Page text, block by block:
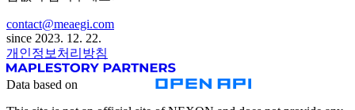
contact@meaegi.com
since 2023. 12. 22.
개인정보처리방침
Data based on